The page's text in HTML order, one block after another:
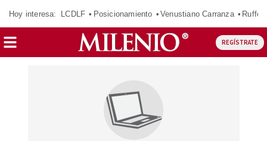
Hoy interesa: LCDLF Posicionamiento Venustiano Carranza Ruffo
REGÍSTRATE